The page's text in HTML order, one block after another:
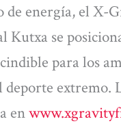
de energía, el X-
Kutxa se
para los
deporte extremo.
en